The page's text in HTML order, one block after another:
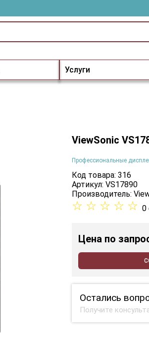
Услуги
ViewSonic
Профессиональные
Код товара: 316
Артикул: VS17890
Производитель:
☆ ☆ ☆ ☆ ☆ 0
Цена по
Остались
Получите